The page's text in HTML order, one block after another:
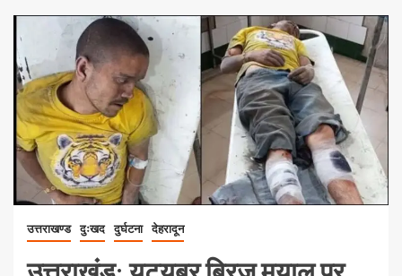
उत्तराखण्ड दुःखद दुर्घटना देहरादून